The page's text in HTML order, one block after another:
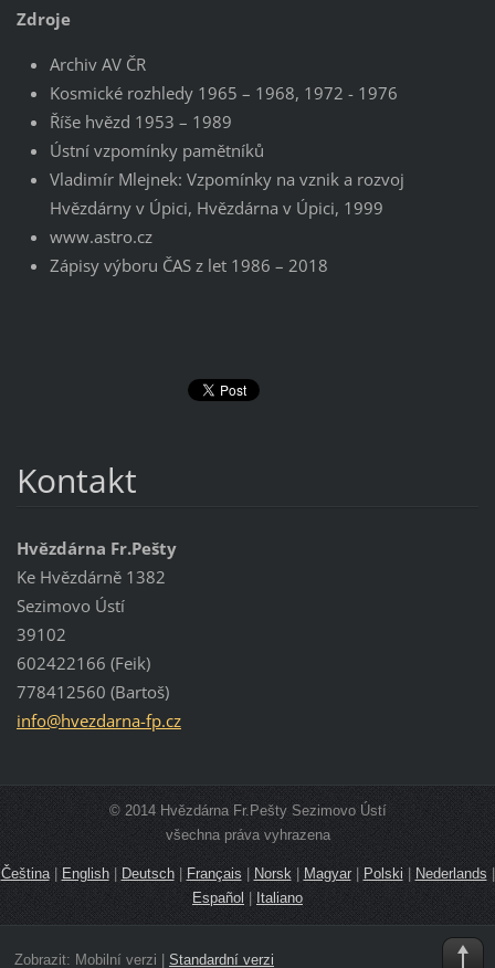
Zdroje
Archiv AV ČR
Kosmické rozhledy 1965 – 1968, 1972 - 1976
Říše hvězd 1953 – 1989
Ústní vzpomínky pamětníků
Vladimír Mlejnek: Vzpomínky na vznik a rozvoj
Hvězdárny v Úpici, Hvězdárna v Úpici, 1999
www.astro.cz
Zápisy výboru ČAS z let 1986 – 2018
Kontakt
Hvězdárna Fr.Pešty
Ke Hvězdárně 1382
Sezimovo Ústí
39102
602422166 (Feik)
778412560 (Bartoš)
info@hvezdarna-fp.cz
© 2014 Hvězdárna Fr.Pešty Sezimovo Ústí
všechna práva vyhrazena
Čeština| English| Deutsch| Français Norsk| Magyar| Polski Nederlands
Español
| Italiano
Zobrazit: Mobilní verzi Standardní verzi